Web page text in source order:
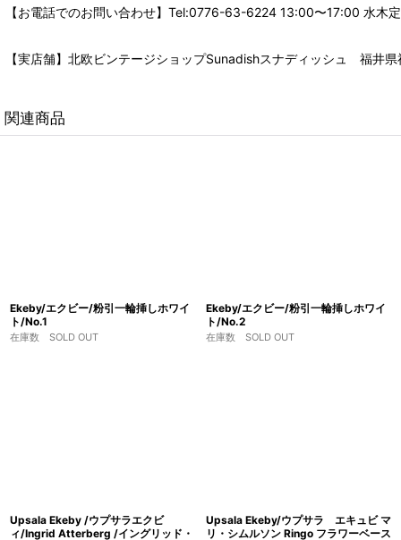
【お電話でのお問い合わせ】Tel:0776-63-6224 13:00〜17:00 水木
【実店舗】北欧ビンテージショップSunadishスナディッシュ 福井
関連商品
Ekeby/エクビー/粉引一輪挿しホワイ
ト/No.1
在庫数 SOLD OUT
Ekeby/エクビー/粉引一輪挿しホワイ
ト/No.2
在庫数 SOLD OUT
Upsala Ekeby /ウプサラエクビ
ィ/Ingrid Atterberg /イングリッド・
Upsala Ekeby/ウプサラ エキュビ マ
リ・シムルソン Ringo フラワーベース